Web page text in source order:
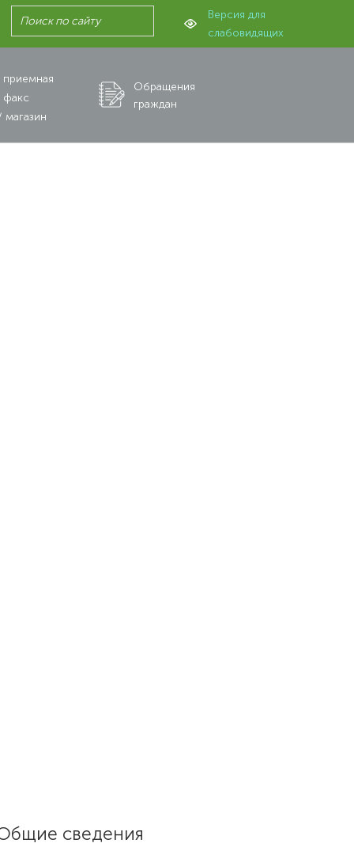
Версия для
слабовидящих
приемная
факс
магазин
Обращения
граждан
сведения